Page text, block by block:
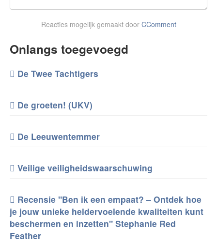
Reacties mogelijk gemaakt door CComment
Onlangs toegevoegd
De Twee Tachtigers
De groeten! (UKV)
De Leeuwentemmer
Veilige veiligheidswaarschuwing
Recensie "Ben ik een empaat? – Ontdek hoe
je jouw unieke heldervoelende kwaliteiten kunt
beschermen en inzetten" Stephanie Red
Feather